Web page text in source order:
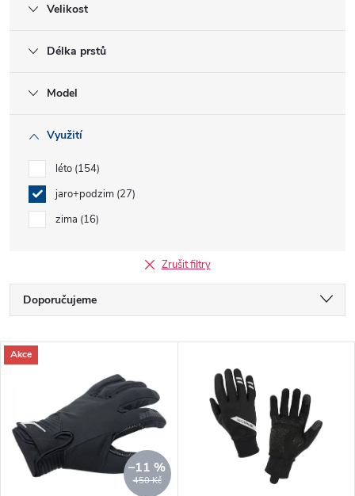
Velikost
Délka prstů
Model
Využití
léto 154
jaro+podzim 27
zima 16
Zrušit filtry
Ř
a
e
n
Doporučujeme
Nejdražší
Nejprodávanější
Abecedně
V
p
Akce
450 Kč
–11 %